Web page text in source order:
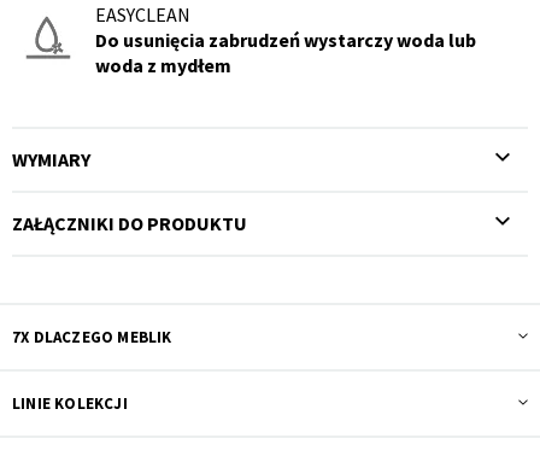
EASYCLEAN
Do usunięcia zabrudzeń wystarczy woda lub
woda z mydłem
WYMIARY
ZAŁĄCZNIKI DO PRODUKTU
7X DLACZEGO MEBLIK
LINIE KOLEKCJI